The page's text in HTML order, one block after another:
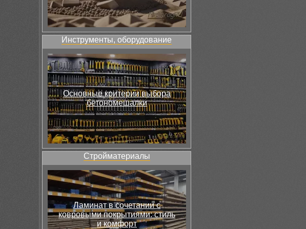
Инструменты, оборудование
Основные критерии выбора
бетономешалки
Стройматериалы
Ламинат в сочетании с
ковровыми покрытиями: стиль
и комфорт